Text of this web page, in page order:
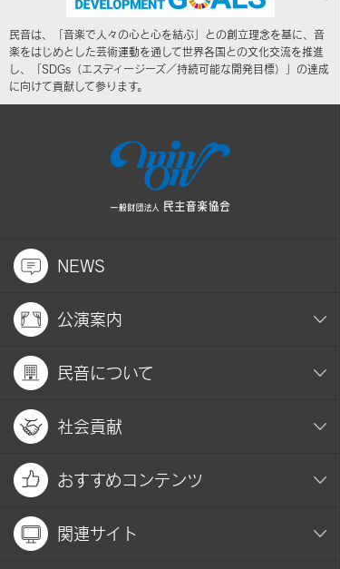
民音は、「音楽で人々の心と心を結ぶ」との創立理念を基に、音
楽をはじめとした芸術運動を通して世界各国との文化交流を推進
し、「SDGs（エスディージーズ／持続可能な開発目標）」の達成
に向けて貢献して参ります。
NEWS
公演案内
民音について
社会貢献
おすすめコンテンツ
関連サイト